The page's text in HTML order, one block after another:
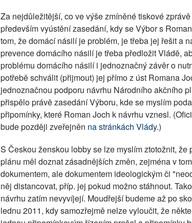
Za nejdůležitější, co ve výše zmíněné tiskové
především vyústění zasedání, kdy se Výbor s
tom, že domácí násilí je problém, je třeba jej řešit a
prevence domácího násilí je třeba předložit Vládě,
problému domácího násilí i jednoznačný závěr o
potřebě schválit (přijmout) jej přímo z úst Romana
jednoznačnou podporu návrhu Národního akčního
přispělo právě zasedání Výboru, kde se myslím
připomínky, které Roman Joch k návrhu vznesl.
bude později zveřejněn na stránkách Vlády.)
S Českou ženskou lobby se lze myslím ztotožnit,
plánu měl doznat zásadnějších změn, zejména v
dokumentem, ale dokumentem ideologickým či
něj distancovat, příp. jej pokud možno stáhnout.
návrhu zatím nevyvíjejí. Moudřejší budeme až po
lednu 2011, kdy samozřejmě nelze vyloučit, že